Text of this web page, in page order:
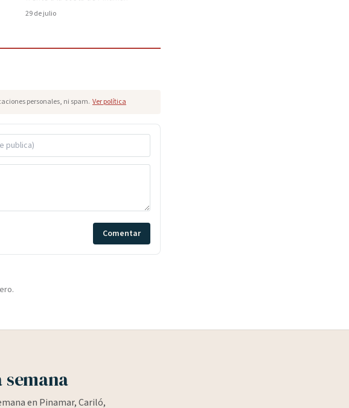
29 de julio
personales, ni spam. Ver política
Comentar
semana
en Pinamar, Cariló,